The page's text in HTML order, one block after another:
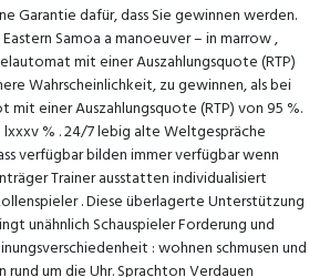
Garantie dafür, dass Sie gewinnen werden.
Samoa a manoeuver – in marrow ,
mit einer Auszahlungsquote (RTP)
Wahrscheinlichkeit, zu gewinnen, als bei
mit einer Auszahlungsquote (RTP) von 95 %.
lxxxv % . 24/7 lebig alte Weltgespräche
verfügbar bilden immer verfügbar wenn
Trainer ausstatten individualisiert
. Diese überlagerte Unterstützung
unähnlich Schauspieler Forderung und
: wohnen schmusen und